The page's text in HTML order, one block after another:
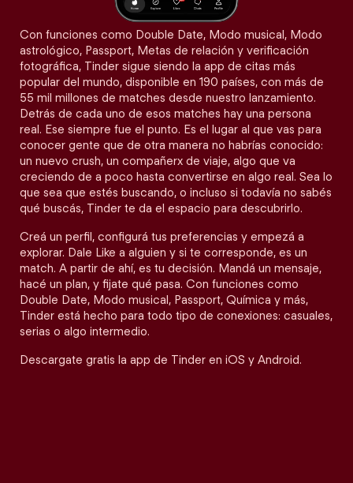
Con funciones como Double Date, Modo musical, Modo
astrológico, Passport, Metas de relación y verificación
fotográfica, Tinder sigue siendo la app de citas más
popular del mundo, disponible en 190 países, con más de
55 mil millones de matches desde nuestro lanzamiento.
Detrás de cada uno de esos matches hay una persona
real. Ese siempre fue el punto. Es el lugar al que vas para
conocer gente que de otra manera no habrías conocido:
un nuevo crush, un compañerx de viaje, algo que va
creciendo de a poco hasta convertirse en algo real. Sea lo
que sea que estés buscando, o incluso si todavía no sabés
qué buscás, Tinder te da el espacio para descubrirlo.
Creá un perfil, configurá tus preferencias y empezá a
explorar. Dale Like a alguien y si te corresponde, es un
match. A partir de ahí, es tu decisión. Mandá un mensaje,
hacé un plan, y fijate qué pasa. Con funciones como
Double Date, Modo musical, Passport, Química y más,
Tinder está hecho para todo tipo de conexiones: casuales,
serias o algo intermedio.
Descargate gratis la app de Tinder en iOS y Android.